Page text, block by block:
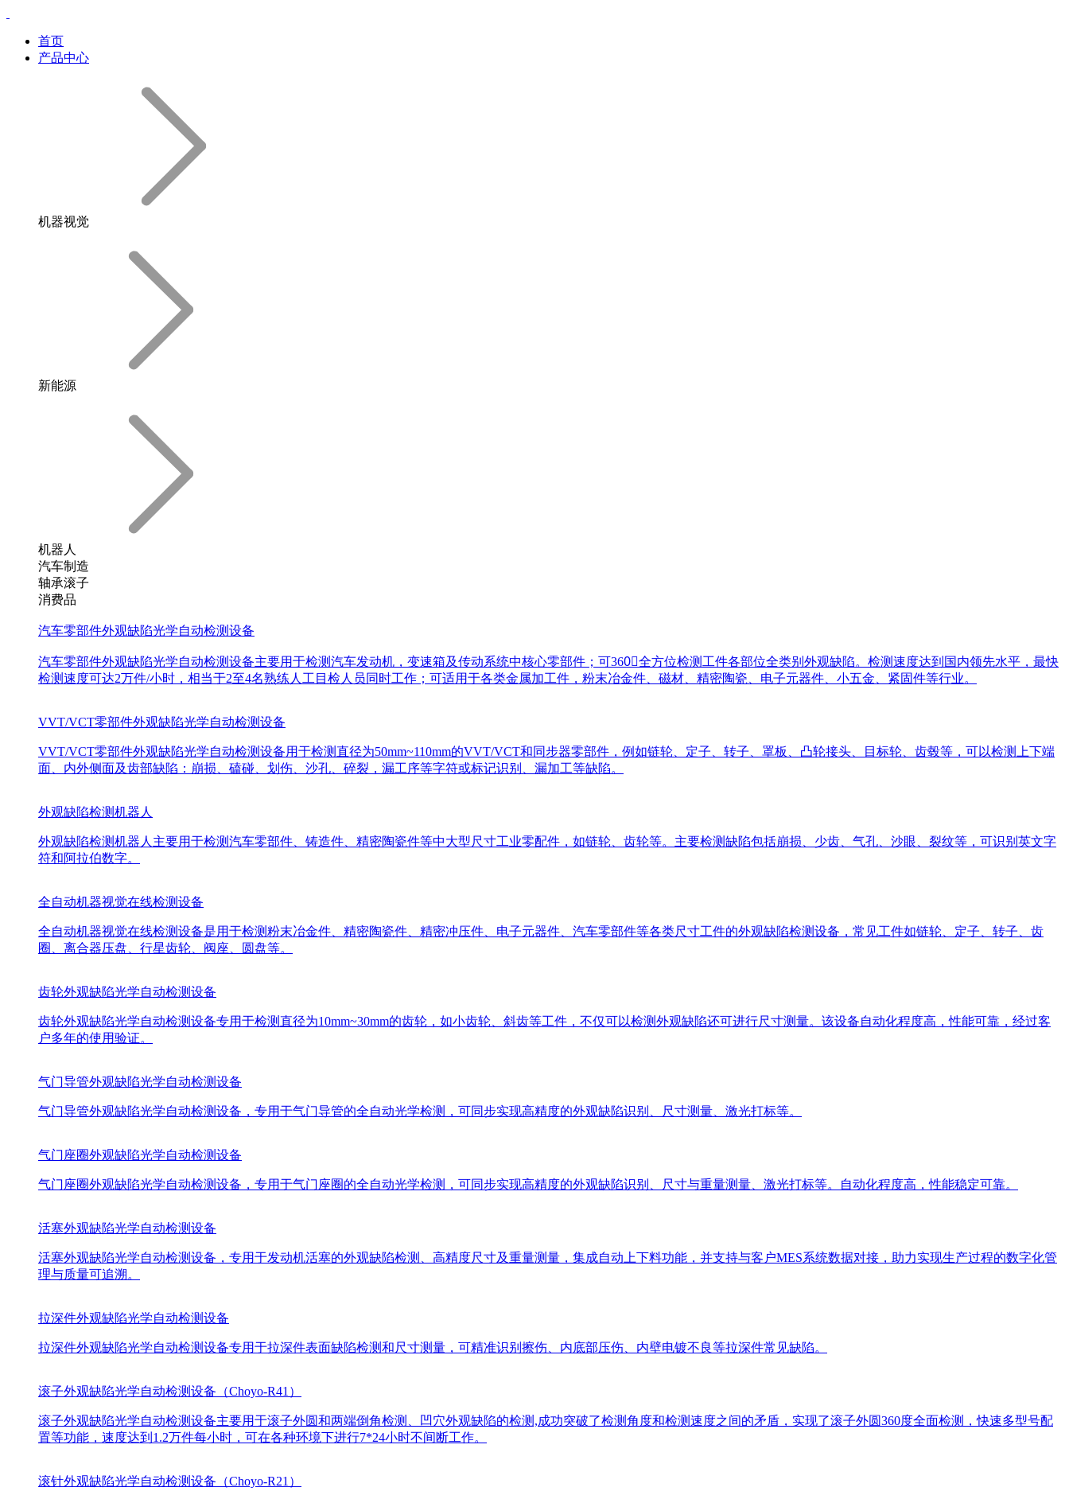
首页
产品中心
机器视觉
新能源
机器人
汽车制造
轴承滚子
消费品
汽车零部件外观缺陷光学自动检测设备
汽车零部件外观缺陷光学自动检测设备主要用于检测汽车发动机，变速箱及传动系统中核心零部件；可360〬全方位检测工件各部位全类别外观缺陷。检测速度达到国内领先水平，最快
检测速度可达2万件/小时，相当于2至4名熟练人工目检人员同时工作；可适用于各类金属加工件，粉末冶金件、磁材、精密陶瓷、电子元器件、小五金、紧固件等行业。
VVT/VCT零部件外观缺陷光学自动检测设备
VVT/VCT零部件外观缺陷光学自动检测设备用于检测直径为50mm~110mm的VVT/VCT和同步器零部件，例如链轮、定子、转子、罩板、凸轮接头、目标轮、齿毂等，可以检测上下端
面、内外侧面及齿部缺陷：崩损、磕碰、划伤、沙孔、碎裂，漏工序等字符或标记识别、漏加工等缺陷。
外观缺陷检测机器人
外观缺陷检测机器人主要用于检测汽车零部件、铸造件、精密陶瓷件等中大型尺寸工业零配件，如链轮、齿轮等。主要检测缺陷包括崩损、少齿、气孔、沙眼、裂纹等，可识别英文字
符和阿拉伯数字。
全自动机器视觉在线检测设备
全自动机器视觉在线检测设备是用于检测粉末冶金件、精密陶瓷件、精密冲压件、电子元器件、汽车零部件等各类尺寸工件的外观缺陷检测设备，常见工件如链轮、定子、转子、齿
圈、离合器压盘、行星齿轮、阀座、圆盘等。
齿轮外观缺陷光学自动检测设备
齿轮外观缺陷光学自动检测设备专用于检测直径为10mm~30mm的齿轮，如小齿轮、斜齿等工件，不仅可以检测外观缺陷还可进行尺寸测量。该设备自动化程度高，性能可靠，经过客
户多年的使用验证。
气门导管外观缺陷光学自动检测设备
气门导管外观缺陷光学自动检测设备，专用于气门导管的全自动光学检测，可同步实现高精度的外观缺陷识别、尺寸测量、激光打标等。
气门座圈外观缺陷光学自动检测设备
气门座圈外观缺陷光学自动检测设备，专用于气门座圈的全自动光学检测，可同步实现高精度的外观缺陷识别、尺寸与重量测量、激光打标等。自动化程度高，性能稳定可靠。
活塞外观缺陷光学自动检测设备
活塞外观缺陷光学自动检测设备，专用于发动机活塞的外观缺陷检测、高精度尺寸及重量测量，集成自动上下料功能，并支持与客户MES系统数据对接，助力实现生产过程的数字化管
理与质量可追溯。
拉深件外观缺陷光学自动检测设备
拉深件外观缺陷光学自动检测设备专用于拉深件表面缺陷检测和尺寸测量，可精准识别擦伤、内底部压伤、内壁电镀不良等拉深件常见缺陷。
滚子外观缺陷光学自动检测设备（Choyo-R41）
滚子外观缺陷光学自动检测设备主要用于滚子外圆和两端倒角检测、凹穴外观缺陷的检测,成功突破了检测角度和检测速度之间的矛盾，实现了滚子外圆360度全面检测，快速多型号配
置等功能，速度达到1.2万件每小时，可在各种环境下进行7*24小时不间断工作。
滚针外观缺陷光学自动检测设备（Choyo-R21）